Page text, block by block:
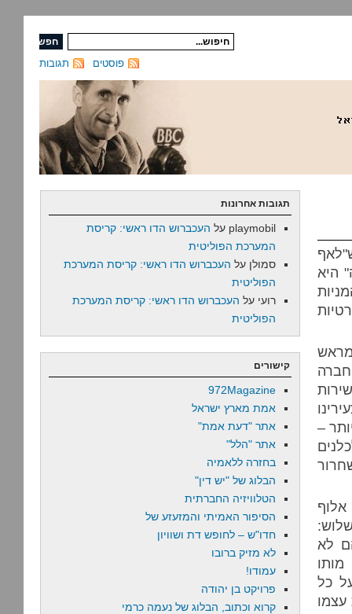
תגובות פוסטים
היא
–
לא
כל
עצמו
תגובות אחרונות
playmobil על העכברוש הדו ראשי: קריסת
המערכת הפוליטית
סמולן על העכברוש הדו ראשי: קריסת המערכת
הפוליטית
רועי על העכברוש הדו ראשי: קריסת המערכת
הפוליטית
קישורים
972Magazine
אמת מארץ ישראל
אתר "דעת אמת"
אתר "הלל"
בחזרה ללאמיה
הבלוג של "יש דין"
הטלוויזיה החברתית
הסיפור האמיתי והמזעזע של
חדו"ש – לחופש דת ושוויון
לא מזיק ברובו
עמודו!
פרויקט בן יהודה
קרוא וכתוב, הבלוג של נעמה כרמי